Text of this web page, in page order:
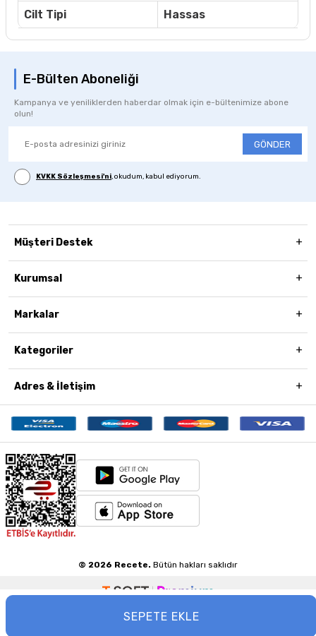
SEPETE EKLE
Cilt Tipi
Hassas
E-Bülten Aboneliği
Kampanya ve yeniliklerden haberdar olmak için e-bültenimize abone
olun!
GÖNDER
KVKK Sözleşmesi'ni, okudum, kabul ediyorum.
Müşteri Destek
Kurumsal
Markalar
Kategoriler
Adres & İletişim
© 2026 Recete. Bütün hakları saklıdır